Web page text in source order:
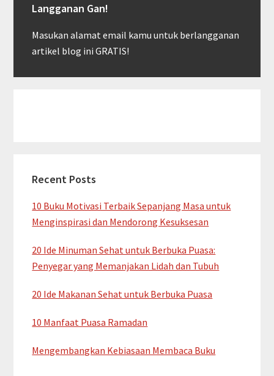
Langganan Gan!
Masukan alamat email kamu untuk berlangganan
artikel blog ini GRATIS!
Recent Posts
10 Buku Motivasi Terbaik Sepanjang Masa untuk
Menginspirasi dan Mendorong Kesuksesan
20 Ide Minuman Sehat untuk Berbuka Puasa:
Penyegar yang Memanjakan Lidah dan Tubuh
20 Ide Makanan Sehat untuk Berbuka Puasa
10 Manfaat Puasa Ramadan
Mengembangkan Kebiasaan Membaca Buku